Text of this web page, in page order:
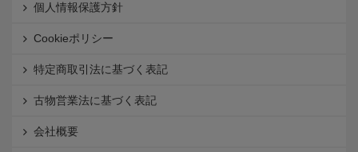
個人情報保護方針
Cookieポリシー
特定商取引法に基づく表記
古物営業法に基づく表記
会社概要